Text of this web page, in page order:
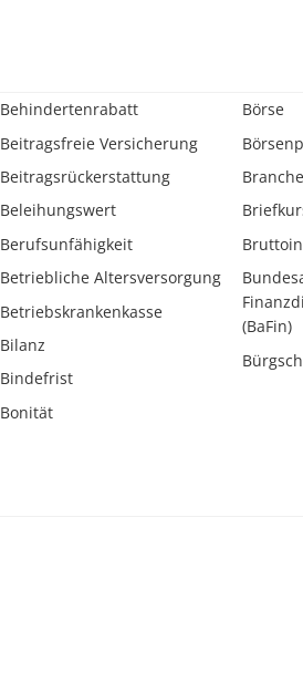
Behindertenrabatt
Beitragsfreie Versicherung
Beitragsrückerstattung
Beleihungswert
Berufsunfähigkeit
Betriebliche Altersversorgung
Betriebskrankenkasse
Bilanz
Bindefrist
Bonität
Börse
(BaFin)